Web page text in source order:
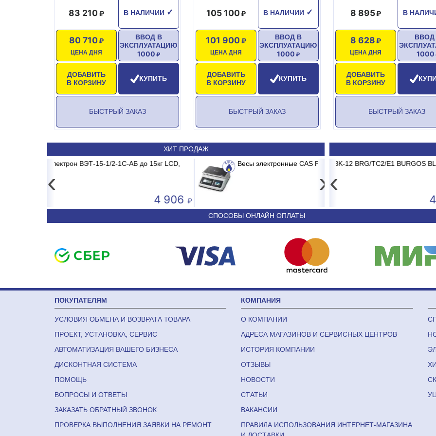
В НАЛИЧИИ ✓
83 210
ЦЕНА ДНЯ
80 710
ДОБАВИТЬ
В КОРЗИНУ
ВВОД В
ЭКСПЛУАТАЦИЮ
1000
КУПИТЬ
БЫСТРЫЙ ЗАКАЗ
В НАЛИЧИИ ✓
105 100
ЦЕНА ДНЯ
101 900
ДОБАВИТЬ
В КОРЗИНУ
ВВОД В
ЭКСПЛУАТАЦИЮ
1000
КУПИТЬ
БЫСТРЫЙ ЗАКАЗ
В
8 895
ЦЕНА ДНЯ
8 628
ДОБАВИТЬ
В КОРЗИНУ
ВВОД
1000
БЫСТРЫЙ ЗАКАЗ
ХИТ ПРОДАЖ
Весы электронные CAS PRII -15CD до 15 кг 2/5г Картридж мех.очистки ITA PP-
‹ ›
Сплит-система ABASK ABK-12 BRG/TC2/E1 BURGOS BLACK Сплит-
‹
СПОСОБЫ ОНЛАЙН ОПЛАТЫ
ПОКУПАТЕЛЯМ
УСЛОВИЯ ОБМЕНА И ВОЗВРАТА ТОВАРА
ПРОЕКТ, УСТАНОВКА, СЕРВИС
АВТОМАТИЗАЦИЯ ВАШЕГО БИЗНЕСА
ДИСКОНТНАЯ СИСТЕМА
ПОМОЩЬ
ВОПРОСЫ И ОТВЕТЫ
ЗАКАЗАТЬ ОБРАТНЫЙ ЗВОНОК
ПРОВЕРКА ВЫПОЛНЕНИЯ ЗАЯВКИ НА РЕМОНТ
КОМПАНИЯ
О КОМПАНИИ
АДРЕСА МАГАЗИНОВ И СЕРВИСНЫХ ЦЕНТРОВ
ИСТОРИЯ КОМПАНИИ
ОТЗЫВЫ
НОВОСТИ
СТАТЬИ
ВАКАНСИИ
ПРАВИЛА ИСПОЛЬЗОВАНИЯ ИНТЕРНЕТ-МАГАЗИНА